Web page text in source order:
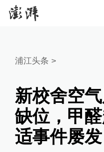
浦江头条 >
新校舍空
缺位，甲
适事件屡发